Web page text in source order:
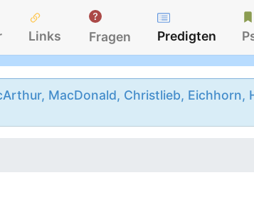
Links Fragen Predigten
MacDonald, Christlieb, Eichhorn,